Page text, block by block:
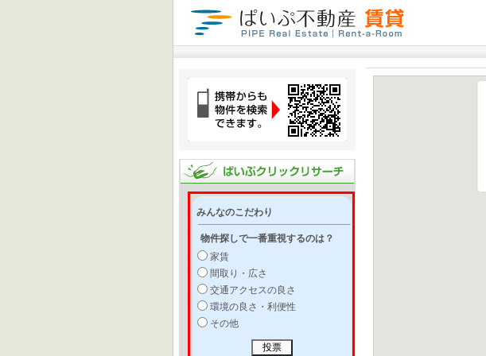
みんなのこだわり
物件探しで一番重視するのは？
家賃
間取り・広さ
交通アクセスの良さ
環境の良さ・利便性
その他